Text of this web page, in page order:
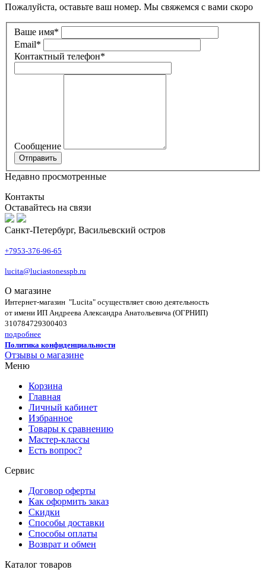
Пожалуйста, оставьте ваш номер. Мы свяжемся с вами скоро
Ваше имя*
Email*
Контактный телефон*
Сообщение
Недавно просмотренные
Контакты
Оставайтесь на связи
Санкт-Петербург, Васильевский остров
+7953-376-96-65
lucita@luciastonesspb.ru
О магазине
Интернет-магазин "Lucita" осуществляет свою деятельность
от имени ИП Андреева Александра Анатольевича (ОГРНИП)
310784729300403
подробнее
Политика конфиденциальности
Отзывы о магазине
Меню
Корзина
Главная
Личный кабинет
Избранное
Товары к сравнению
Мастер-классы
Есть вопрос?
Сервис
Договор оферты
Как оформить заказ
Скидки
Способы доставки
Способы оплаты
Возврат и обмен
Каталог товаров